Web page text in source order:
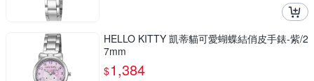
HELLO KITTY 凱蒂貓可愛蝴蝶結俏皮手錶-紫/2
7mm
$1,384